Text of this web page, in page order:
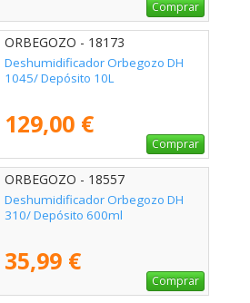
Comprar
ORBEGOZO - 18173
Deshumidificador Orbegozo DH
1045/ Depósito 10L
129,00 €
Comprar
ORBEGOZO - 18557
Deshumidificador Orbegozo DH
310/ Depósito 600ml
35,99 €
Comprar